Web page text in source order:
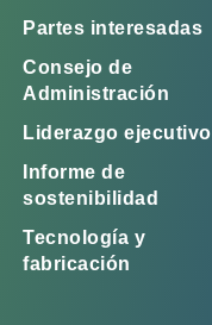
Partes interesadas
Consejo de
Administración
Liderazgo ejecutivo
Informe de
sostenibilidad
Tecnología y
fabricación